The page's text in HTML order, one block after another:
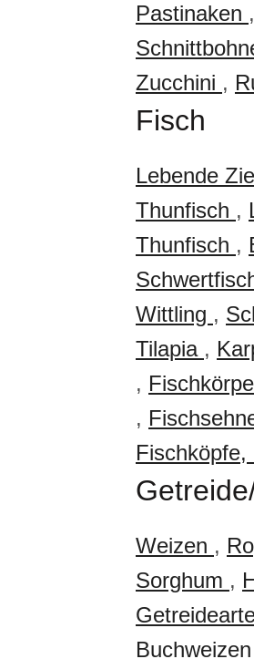
Pastinaken ,
Zucchini ,
Fisch
Lebende
Thunfisch ,
Thunfisch ,
Wittling ,
Tilapia ,
,
,
Weizen ,
Sorghum ,
Buchweizen